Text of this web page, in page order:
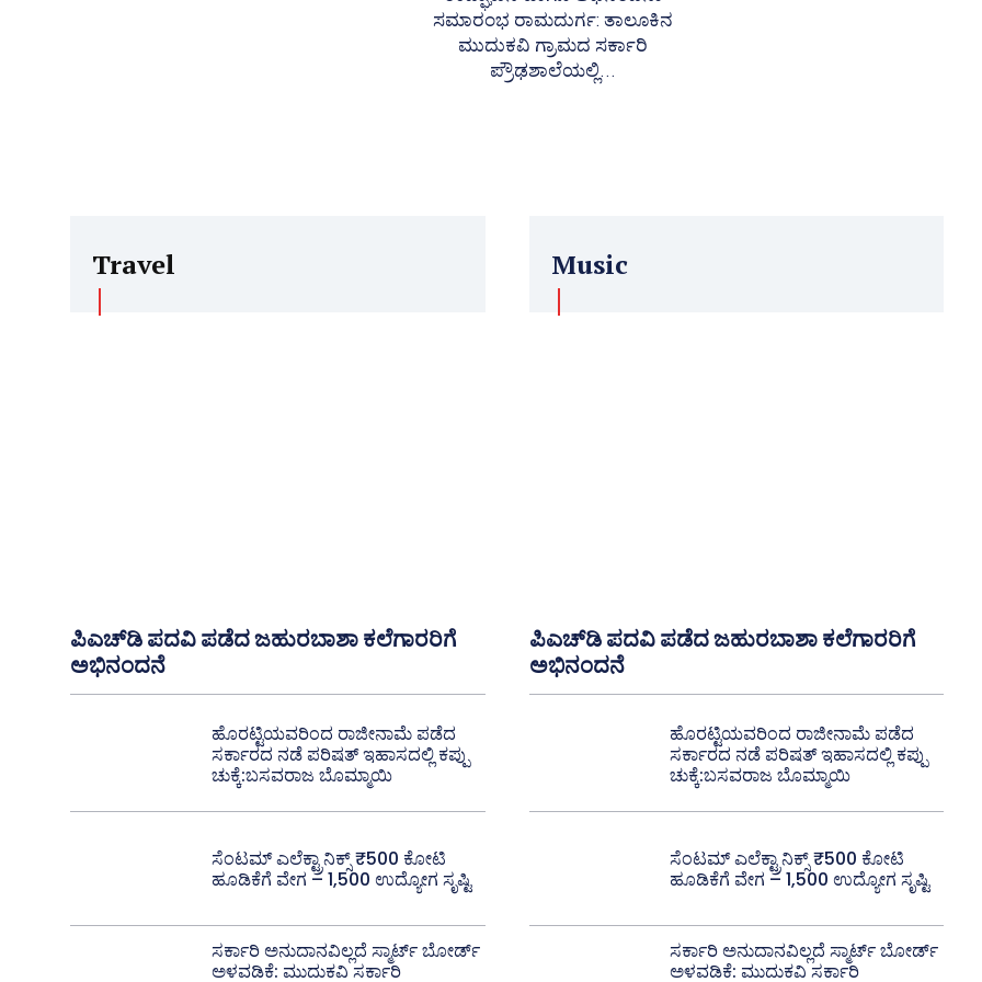
ಸಮಾರಂಭ ರಾಮದುರ್ಗ: ತಾಲೂಕಿನ
ಮುದುಕವಿ ಗ್ರಾಮದ ಸರ್ಕಾರಿ
ಪ್ರೌಢಶಾಲೆಯಲ್ಲಿ...
Travel
ಪಿಎಚ್‌ಡಿ ಪದವಿ ಪಡೆದ ಜಹುರಬಾಶಾ ಕಲೆಗಾರರಿಗೆ
ಅಭಿನಂದನೆ
ಹೊರಟ್ಟಿಯವರಿಂದ ರಾಜೀನಾಮೆ ಪಡೆದ
ಸರ್ಕಾರದ ನಡೆ ಪರಿಷತ್ ಇಹಾಸದಲ್ಲಿ ಕಪ್ಪು
ಚುಕ್ಕೆ:ಬಸವರಾಜ ಬೊಮ್ಮಾಯಿ
ಸೆಂಟಮ್ ಎಲೆಕ್ಟ್ರಾನಿಕ್ಸ್ ₹500 ಕೋಟಿ
ಹೂಡಿಕೆಗೆ ವೇಗ – 1,500 ಉದ್ಯೋಗ ಸೃಷ್ಟಿ
ಸರ್ಕಾರಿ ಅನುದಾನವಿಲ್ಲದೆ ಸ್ಮಾರ್ಟ್ ಬೋರ್ಡ್
ಅಳವಡಿಕೆ: ಮುದುಕವಿ ಸರ್ಕಾರಿ
Music
ಪಿಎಚ್‌ಡಿ ಪದವಿ ಪಡೆದ ಜಹುರಬಾಶಾ ಕಲೆಗಾರರಿಗೆ
ಅಭಿನಂದನೆ
ಹೊರಟ್ಟಿಯವರಿಂದ ರಾಜೀನಾಮೆ ಪಡೆದ
ಸರ್ಕಾರದ ನಡೆ ಪರಿಷತ್ ಇಹಾಸದಲ್ಲಿ ಕಪ್ಪು
ಚುಕ್ಕೆ:ಬಸವರಾಜ ಬೊಮ್ಮಾಯಿ
ಸೆಂಟಮ್ ಎಲೆಕ್ಟ್ರಾನಿಕ್ಸ್ ₹500 ಕೋಟಿ
ಹೂಡಿಕೆಗೆ ವೇಗ – 1,500 ಉದ್ಯೋಗ ಸೃಷ್ಟಿ
ಸರ್ಕಾರಿ ಅನುದಾನವಿಲ್ಲದೆ ಸ್ಮಾರ್ಟ್ ಬೋರ್ಡ್
ಅಳವಡಿಕೆ: ಮುದುಕವಿ ಸರ್ಕಾರಿ